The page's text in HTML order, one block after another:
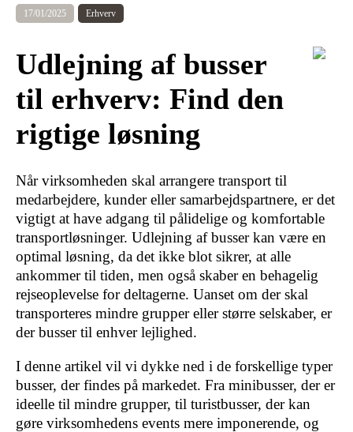
17/01/2025 Erhverv
Udlejning af busser
til erhverv: Find den
rigtige løsning
Når virksomheden skal arrangere transport til
medarbejdere, kunder eller samarbejdspartnere, er det
vigtigt at have adgang til pålidelige og komfortable
transportløsninger. Udlejning af busser kan være en
optimal løsning, da det ikke blot sikrer, at alle
ankommer til tiden, men også skaber en behagelig
rejseoplevelse for deltagerne. Uanset om der skal
transporteres mindre grupper eller større selskaber, er
der busser til enhver lejlighed.
I denne artikel vil vi dykke ned i de forskellige typer
busser, der findes på markedet. Fra minibusser, der er
ideelle til mindre grupper, til turistbusser, der kan
gøre virksomhedens events mere imponerende, og